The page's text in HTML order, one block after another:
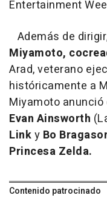
Entertainment
Además de
Miyamoto,
Arad, veterano
históricamente a
Miyamoto
Evan Ainsworth
Linky Bo
Princesa Zelda.
Contenido patrocinado